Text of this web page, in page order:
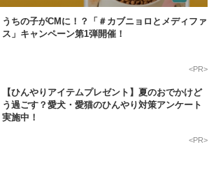
うちの子がCMに！？「＃カブニョロとメディファ
ス」キャンペーン第1弾開催！
<PR>
【ひんやりアイテムプレゼント】夏のおでかけど
う過ごす？愛犬・愛猫のひんやり対策アンケート
実施中！
<PR>